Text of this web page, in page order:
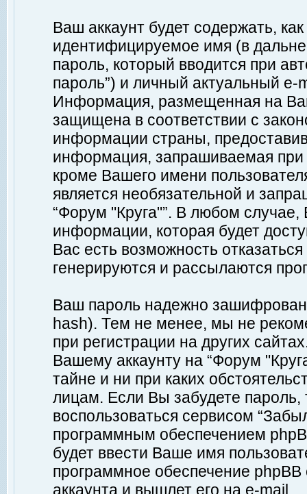
Ваш аккаунт будет содержать,
идентифицируемое имя (в
пароль, который вводится при
пароль”) и личный актуальный
Информация, размещенная на
защищена в соответствии с
информации страны,
информация, запрашиваемая при
кроме Вашего имени
является необязательной и
“Форум "Круга"”. В любом
информации, которая будет
Вас есть возможность
генерируются и рассылаются
Ваш пароль надежно
hash). Тем не менее, мы не
при регистрации на других
Вашему аккаунту на “Форум
тайне и ни при каких
лицам. Если Вы забудете пароль,
воспользоваться сервисом
программным обеспечением
будет ввести Ваше имя
программное обеспечение
аккаунта и вышлет его на e-mail.